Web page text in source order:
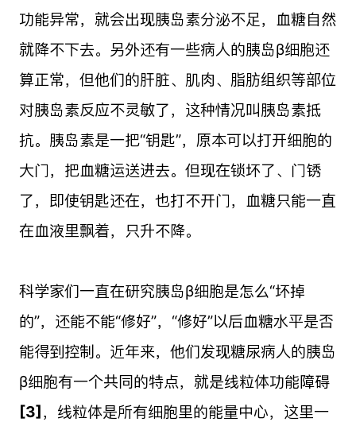
功能异常，就会出现胰岛素分泌不足，血糖自然
就降不下去。另外还有一些病人的胰岛β细胞还
算正常，但他们的肝脏、肌肉、脂肪组织等部位
对胰岛素反应不灵敏了，这种情况叫胰岛素抵
抗。胰岛素是一把“钥匙”，原本可以打开细胞的
大门，把血糖运送进去。但现在锁坏了、门锈
了，即使钥匙还在，也打不开门，血糖只能一直
在血液里飘着，只升不降。
科学家们一直在研究胰岛β细胞是怎么“坏掉
的”，还能不能“修好”，“修好”以后血糖水平是否
能得到控制。近年来，他们发现糖尿病人的胰岛
β细胞有一个共同的特点，就是线粒体功能障碍
[3]，线粒体是所有细胞里的能量中心，这里一